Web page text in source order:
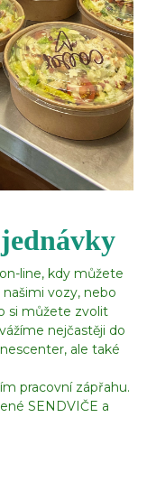
line, kdy můžete
vozy, nebo
si můžete zvolit
nejčastěji do
ale také
pracovní zápřahu.
SENDVIČE a